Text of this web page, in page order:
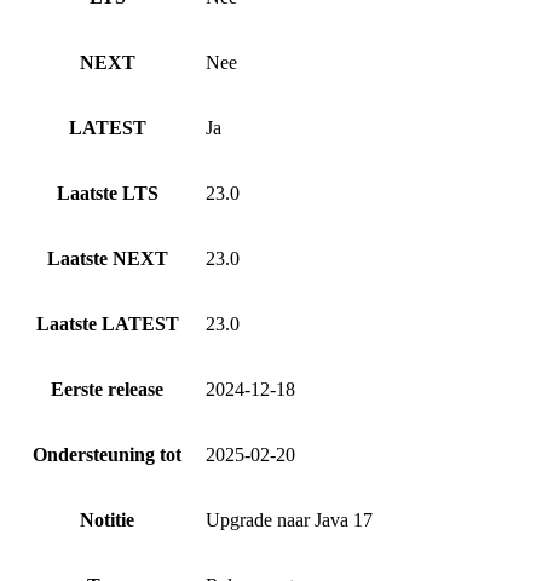
NEXT Nee
LATEST Ja
Laatste LTS 23.0
Laatste NEXT 23.0
Laatste LATEST 23.0
Eerste release 2024-12-18
Ondersteuning tot 2025-02-20
Notitie Upgrade naar Java 17